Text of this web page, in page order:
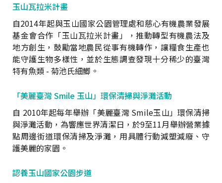
玉山瓦拉米計畫
自2014年起與玉山國家公園管理處和慈心有機農業發展
基金會合作「玉山瓦拉米計畫」，推動轉型有機農法及
地方創生，鼓勵當地農民從事有機轉作，讓糧食生產也
能守護生物多樣性，並於生態調查發現十分稀少的臺灣
特有魚類 - 菊池氏細鯽。
「美麗臺灣 Smile 玉山」環保清掃與淨灘活動
自 2010年起每年舉辦「美麗臺灣 Smile玉山」環保清掃
與淨灘活動，為響應世界清潔日，於9至11月舉辦營業據
點周邊街道環保清掃及淨灘，用具體行動減塑減廢、守
護美麗的家園。
認養玉山國家公園步道